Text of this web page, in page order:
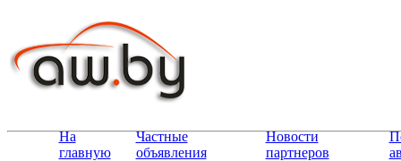
На
главную
Частные
объявления
Новости
партнеров